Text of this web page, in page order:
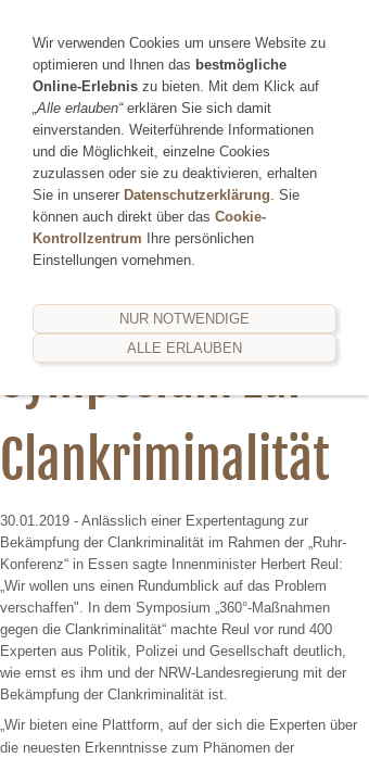
Sie betrachten gegenwärtig eine Version der Website, die
für mobile Geräte optimiert wurde.
Zur Desktop-Version
Hinweis nicht mehr anzeigen
Navigation einblenden
Bundesweit
erstes
Symposium zur
Clankriminalität
30.01.2019 - Anlässlich einer Expertentagung zur
Bekämpfung der Clankriminalität im Rahmen der „Ruhr-
Konferenz“ in Essen sagte Innenminister Herbert Reul:
„Wir wollen uns einen Rundumblick auf das Problem
verschaffen". In dem Symposium „360°-Maßnahmen
gegen die Clankriminalität“ machte Reul vor rund 400
Experten aus Politik, Polizei und Gesellschaft deutlich,
wie ernst es ihm und der NRW-Landesregierung mit der
Bekämpfung der Clankriminalität ist.
„Wir bieten eine Plattform, auf der sich die Experten über
die neuesten Erkenntnisse zum Phänomen der
Wir verwenden Cookies um unsere Website zu
optimieren und Ihnen das bestmögliche
Online-Erlebnis zu bieten. Mit dem Klick auf
„Alle erlauben“erklären Sie sich damit
einverstanden. Weiterführende Informationen
und die Möglichkeit, einzelne Cookies
zuzulassen oder sie zu deaktivieren, erhalten
Sie in unserer Datenschutzerklärung. Sie
können auch direkt über das Cookie-
Kontrollzentrum Ihre persönlichen
Einstellungen vornehmen.
NUR NOTWENDIGE
ALLE ERLAUBEN